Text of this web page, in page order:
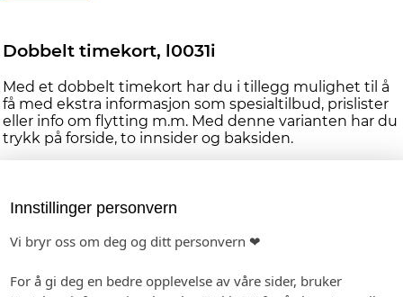
Dobbelt timekort, l0031i
Med et dobbelt timekort har du i tillegg mulighet til å
få med ekstra informasjon som spesialtilbud, prislister
eller info om flytting m.m. Med denne varianten har du
trykk på forside, to innsider og baksiden.
Last opp trykkeklar fil med 3mm utfall.
Prisene er forbeholdt trykkeklar pdf-fil. Om du ønsker
mot et tillegg, er det bare å ta kontakt.
Innstillinger personvern
Vi bryr oss om deg og ditt personvern ❤
For å gi deg en bedre opplevelse av våre sider, bruker